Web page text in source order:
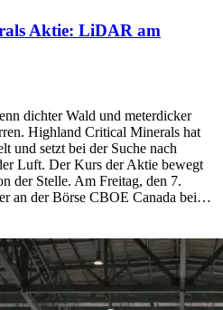
Aktie: LiDAR am
dichter Wald und meterdicker
Highland Critical Minerals hat
und setzt bei der Suche nach
Luft. Der Kurs der Aktie bewegt
der Stelle. Am Freitag, den 7.
an der Börse CBOE Canada bei…